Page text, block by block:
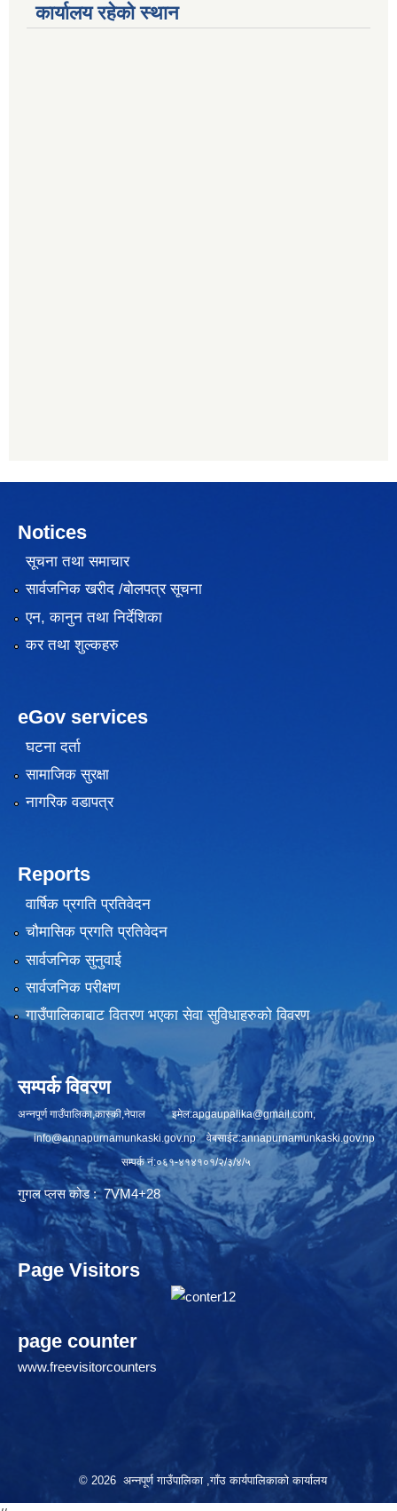
कार्यालय रहेको स्थान
Notices
सूचना तथा समाचार
सार्वजनिक खरीद /बोलपत्र सूचना
एन, कानुन तथा निर्देशिका
कर तथा शुल्कहरु
eGov services
घटना दर्ता
सामाजिक सुरक्षा
नागरिक वडापत्र
Reports
वार्षिक प्रगति प्रतिवेदन
चौमासिक प्रगति प्रतिवेदन
सार्वजनिक सुनुवाई
सार्वजनिक परीक्षण
गाउँपालिकाबाट वितरण भएका सेवा सुविधाहरुको विवरण
सम्पर्क विवरण
अन्नपूर्ण गाउँपालिका,कास्की,नेपाल इमेल:apgaupalika@gmail.com,
info@annapurnamunkaski.gov.npवेबसाईट:annapurnamunkaski.gov.np
सम्पर्क नं:०६१-४१४१०१/२/३/४/५
गुगल प्लस कोड : 7VM4+28
Page Visitors
page counter
www.freevisitorcounters
© 2026 अन्नपूर्ण गाउँपालिका ,गाँउ कार्यपालिकाको कार्यालय